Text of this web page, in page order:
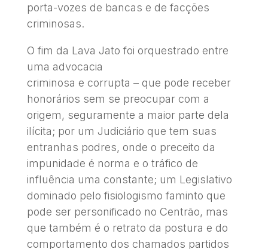
porta-vozes de bancas e de facções
criminosas.
O fim da Lava Jato foi orquestrado entre
uma advocacia
criminosa e corrupta – que pode receber
honorários sem se preocupar com a
origem, seguramente a maior parte dela
ilícita; por um Judiciário que tem suas
entranhas podres, onde o preceito da
impunidade é norma e o tráfico de
influência uma constante; um Legislativo
dominado pelo fisiologismo faminto que
pode ser personificado no Centrão, mas
que também é o retrato da postura e do
comportamento dos chamados partidos